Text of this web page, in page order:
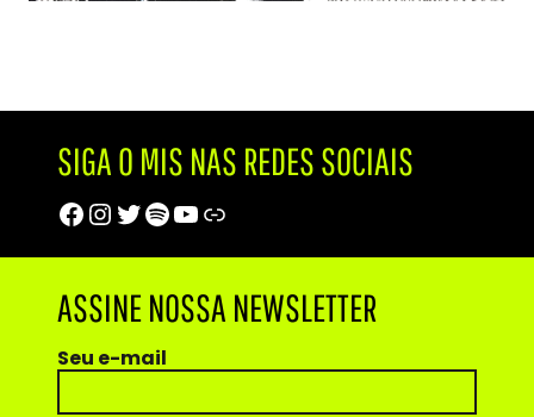
SIGA O MIS NAS REDES SOCIAIS
Facebook
Instagram
Twitter
Spotify
Youtube
Trip Advisor
ASSINE NOSSA NEWSLETTER
Seu e-mail